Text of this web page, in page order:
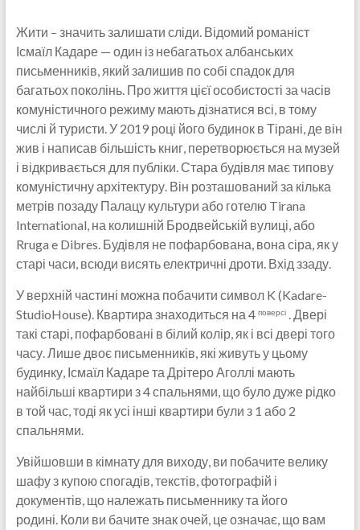
Жити – значить залишати сліди. Відомий романіст
Ісмаїл Кадаре — один із небагатьох албанських
письменників, який залишив по собі спадок для
багатьох поколінь. Про життя цієї особистості за часів
комуністичного режиму мають дізнатися всі, в тому
числі й туристи. У 2019 році його будинок в Тірані, де він
жив і написав більшість книг, перетворюється на музей
і відкривається для публіки. Стара будівля має типову
комуністичну архітектуру. Він розташований за кілька
метрів позаду Палацу культури або готелю Tirana
International, на колишній Бродвейській вулиці, або
Rruga e Dibres. Будівля не пофарбована, вона сіра, як у
старі часи, всюди висять електричні дроти. Вхід ззаду.
У верхній частині можна побачити символ K (Kadare-
StudioHouse). Квартира знаходиться на 4 поверсі. Двері
такі старі, пофарбовані в білий колір, як і всі двері того
часу. Лише двоє письменників, які живуть у цьому
будинку, Ісмаїл Кадаре та Дрітеро Аголлі мають
найбільші квартири з 4 спальнями, що було дуже рідко
в той час, тоді як усі інші квартири були з 1 або 2
спальнями.
Увійшовши в кімнату для виходу, ви побачите велику
шафу з купою спогадів, текстів, фотографій і
документів, що належать письменнику та його
родині. Коли ви бачите знак очей, це означає, що вам